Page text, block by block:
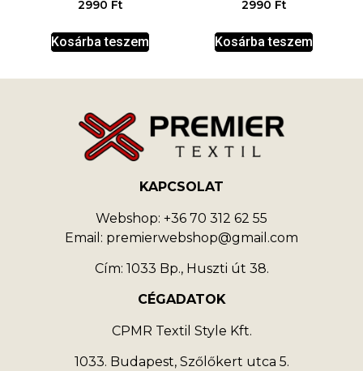
2990 Ft
Kosárba teszem
2990 Ft
Kosárba teszem
KAPCSOLAT
Webshop: +36 70 312 62 55
Email: premierwebshop@gmail.com
Cím: 1033 Bp., Huszti út 38.
CÉGADATOK
CPMR Textil Style Kft.
1033. Budapest, Szőlőkert utca 5.